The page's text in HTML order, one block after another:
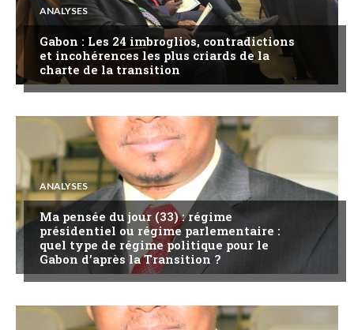
ANALYSES
Gabon : Les 24 imbroglios, contradictions
et incohérences les plus criards de la
charte de la transition
ANALYSES
Ma pensée du jour (33) : régime
présidentiel ou régime parlementaire :
quel type de régime politique pour le
Gabon d’après la Transition ?